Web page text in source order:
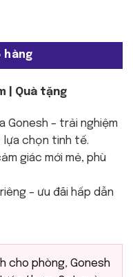
tặng số lượng
hàng
| Quà tặng
Gonesh – trải nghiệm
chọn tinh tế.
giác mới mẻ, phù
– ưu đãi hấp dẫn
cho phòng, Gonesh